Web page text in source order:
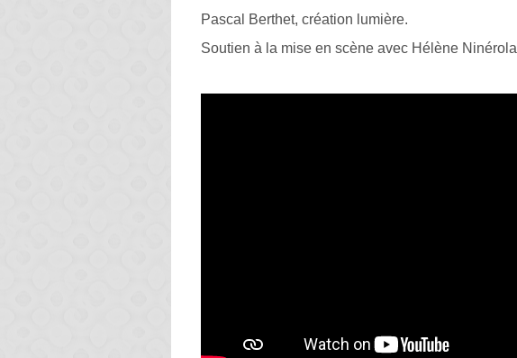
Pascal Berthet, création lumière.
Soutien à la mise en scène avec Hélène Ninérola